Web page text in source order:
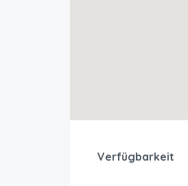
Verfügbarkeit